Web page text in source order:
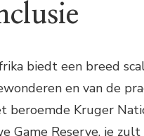
biedt een breed
en van de
beroemde Kruger
Game Reserve, je